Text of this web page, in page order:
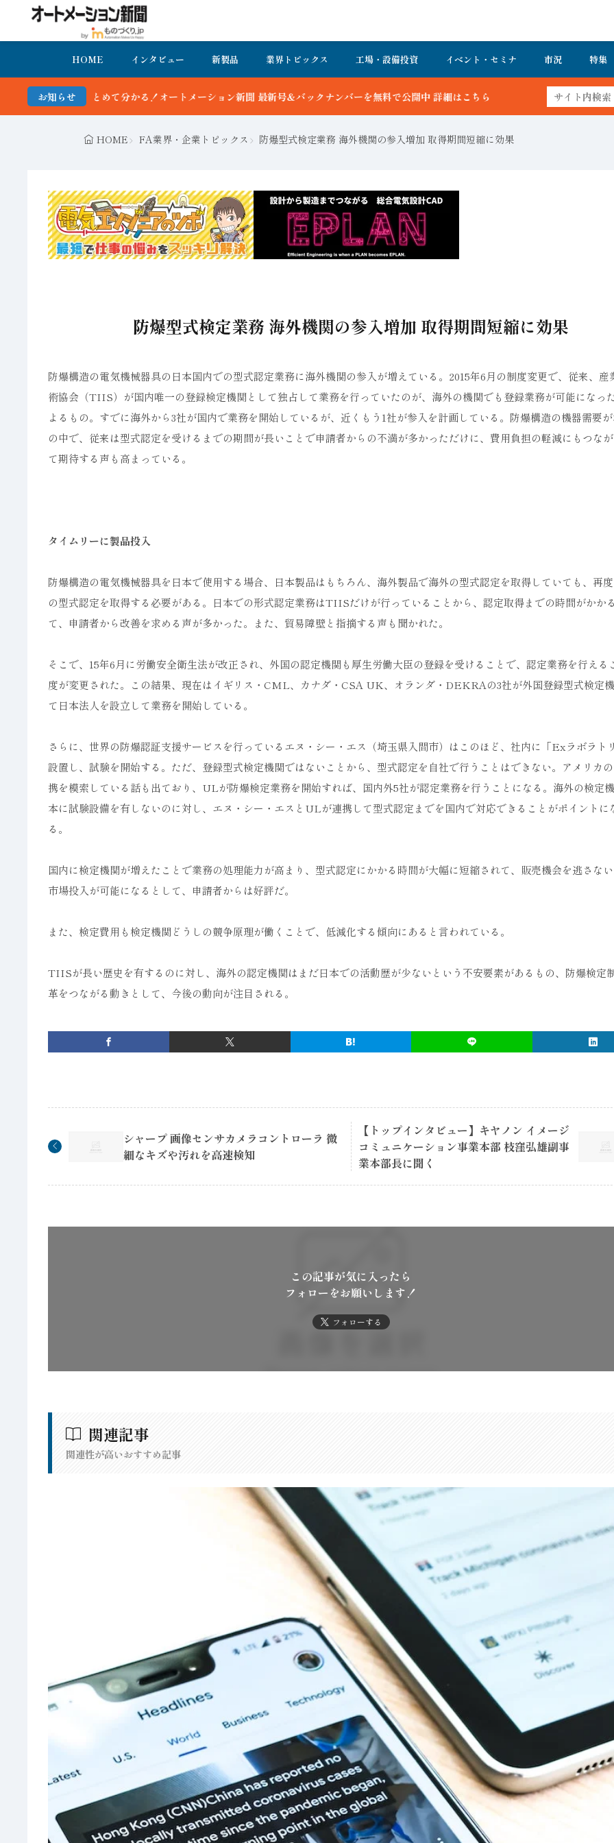
HOME インタビュー 新製品 業界トピックス 工場・設備投資 イベント・セミナ 市況 特集
お知らせ
メーション新聞 最新号＆バックナンバーを無料で公開中 詳細はこちら
HOME FA業界・企業トピックス 防爆型式検定業務 海外機関の参入増加 取得期間短縮に効果
防爆型式検定業務 海外機関の参入増加 取得期間短縮に効果
防爆構造の電気機械器具の日本国内での型式認定業務に海外機関の参入が増えている。2015年6月の制度変更で、従来、産
術協会（TIIS）が国内唯一の登録検定機関として独占して業務を行っていたのが、海外の機関でも登録業務が可能になっ
よるもの。すでに海外から3社が国内で業務を開始しているが、近くもう1社が参入を計画している。防爆構造の機器需要
の中で、従来は型式認定を受けるまでの期間が長いことで申請者からの不満が多かっただけに、費用負担の軽減にもつな
て期待する声も高まっている。
タイムリーに製品投入
防爆構造の電気機械器具を日本で使用する場合、日本製品はもちろん、海外製品で海外の型式認定を取得していても、再
の型式認定を取得する必要がある。日本での形式認定業務はTIISだけが行っていることから、認定取得までの時間がかか
て、申請者から改善を求める声が多かった。また、貿易障壁と指摘する声も聞かれた。
そこで、15年6月に労働安全衛生法が改正され、外国の認定機関も厚生労働大臣の登録を受けることで、認定業務を行える
度が変更された。この結果、現在はイギリス・CML、カナダ・CSA UK、オランダ・DEKRAの3社が外国登録型式検定
て日本法人を設立して業務を開始している。
さらに、世界の防爆認証支援サービスを行っているエヌ・シー・エス（埼玉県入間市）はこのほど、社内に「Exラボラト
設置し、試験を開始する。ただ、登録型式検定機関ではないことから、型式認定を自社で行うことはできない。アメリカ
携を模索している話も出ており、ULが防爆検定業務を開始すれば、国内外5社が認定業務を行うことになる。海外の検定
本に試験設備を有しないのに対し、エヌ・シー・エスとULが連携して型式認定までを国内で対応できることがポイントに
る。
国内に検定機関が増えたことで業務の処理能力が高まり、型式認定にかかる時間が大幅に短縮されて、販売機会を逃さな
市場投入が可能になるとして、申請者からは好評だ。
また、検定費用も検定機関どうしの競争原理が働くことで、低減化する傾向にあると言われている。
TIISが長い歴史を有するのに対し、海外の認定機関はまだ日本での活動歴が少ないという不安要素があるもの、防爆検定
革をつながる動きとして、今後の動向が注目される。
シャープ 画像センサカメラコントローラ 微
細なキズや汚れを高速検知
【トップインタビュー】キヤノン イメージ
コミュニケーション事業本部 枝窪弘雄副事
業本部長に聞く
この記事が気に入ったら
フォローをお願いします！
フォローする
関連記事
関連性が高いおすすめ記事